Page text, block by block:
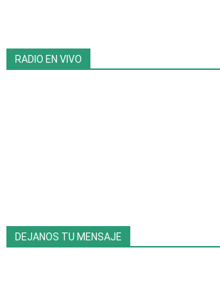
RADIO EN VIVO
DEJANOS TU MENSAJE